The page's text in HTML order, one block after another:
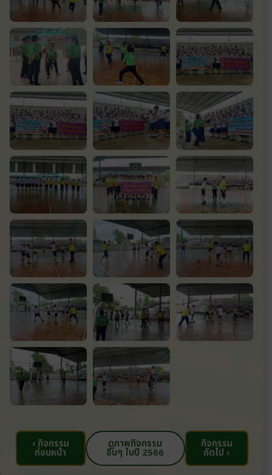
‹ กิจกรรม
ก่อนหน้า
ดูภาพกิจกรรม
อื่นๆ ในปี 2566
กิจกรรม
ถัดไป ›